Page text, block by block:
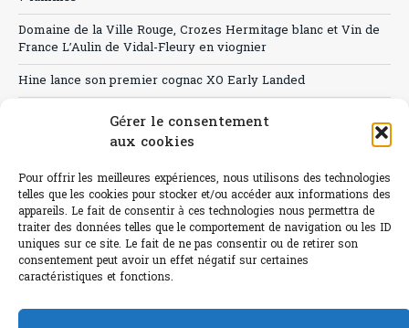
Gérer le consentement
aux cookies
Pour offrir les meilleures expériences, nous utilisons des technologies
telles que les cookies pour stocker et/ou accéder aux informations des
appareils. Le fait de consentir à ces technologies nous permettra de
traiter des données telles que le comportement de navigation ou les ID
uniques sur ce site. Le fait de ne pas consentir ou de retirer son
consentement peut avoir un effet négatif sur certaines
caractéristiques et fonctions.
Domaine de la Ville Rouge, Crozes Hermitage blanc et Vin de
France L’Aulin de Vidal-Fleury en viognier
Hine lance son premier cognac XO Early Landed
Canicule : A quand le CHR à « l’heure espagnole » ?
Sélection de rosés 2026
L'abus d'alcool est dangereux pour la santé.
©paris-bistro 2026 Paris-bistro.com est une publication 100%